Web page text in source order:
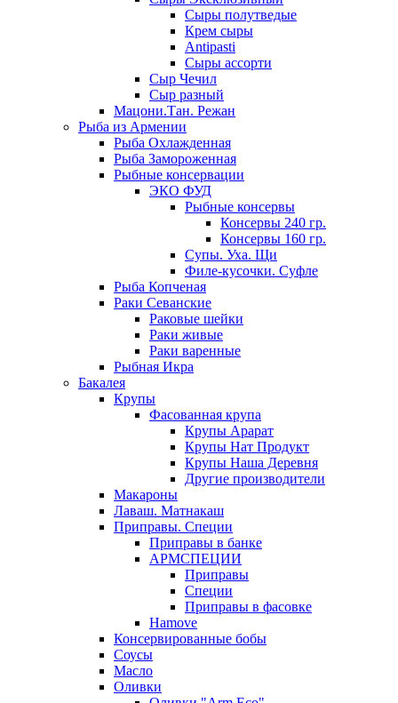
Сыры полутведые
Крем сыры
Antipasti
Сыры ассорти
Сыр Чечил
Сыр разный
Мацони.Тан. Режан
Рыба из Армении
Рыба Охлажденная
Рыба Замороженная
Рыбные консервации
ЭКО ФУД
Рыбные консервы
Консервы 240 гр.
Консервы 160 гр.
Супы. Уха. Щи
Филе-кусочки. Суфле
Рыба Копченая
Раки Севанские
Раковые шейки
Раки живые
Раки варенные
Рыбная Икра
Бакалея
Крупы
Фасованная крупа
Крупы Арарат
Крупы Нат Продукт
Крупы Наша Деревня
Другие производители
Макароны
Лаваш. Матнакаш
Приправы. Специи
Приправы в банке
АРМСПЕЦИИ
Приправы
Специи
Приправы в фасовке
Hamove
Консервированные бобы
Соусы
Масло
Оливки